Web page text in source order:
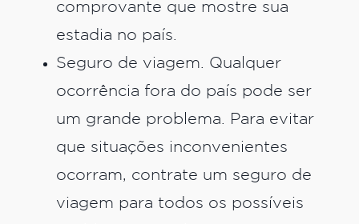
comprovante que mostre sua
estadia no país.
Seguro de viagem. Qualquer
ocorrência fora do país pode ser
um grande problema. Para evitar
que situações inconvenientes
ocorram, contrate um seguro de
viagem para todos os possíveis